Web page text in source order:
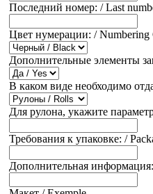
Последний номер: / Last
Цвет нумерации: / Numbering
Дополнительные элементы
В каком виде необходимо
Для рулона, укажите
Требования к упаковке: /
Дополнительная